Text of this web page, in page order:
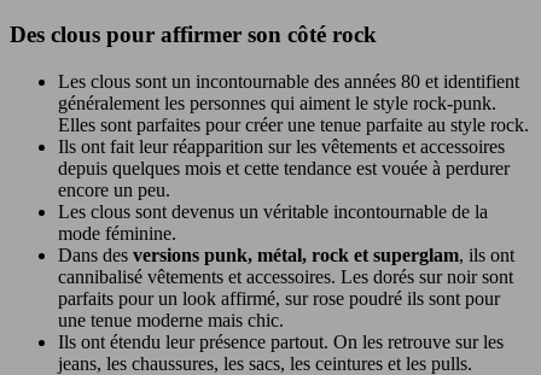
Des clous pour affirmer son côté rock
Les clous sont un incontournable des années 80 et identifient
généralement les personnes qui aiment le style rock-punk.
Elles sont parfaites pour créer une tenue parfaite au style rock.
Ils ont fait leur réapparition sur les vêtements et accessoires
depuis quelques mois et cette tendance est vouée à perdurer
encore un peu.
Les clous sont devenus un véritable incontournable de la
mode féminine.
Dans des versions punk, métal, rock et superglam, ils ont
cannibalisé vêtements et accessoires. Les dorés sur noir sont
parfaits pour un look affirmé, sur rose poudré ils sont pour
une tenue moderne mais chic.
Ils ont étendu leur présence partout. On les retrouve sur les
jeans, les chaussures, les sacs, les ceintures et les pulls.